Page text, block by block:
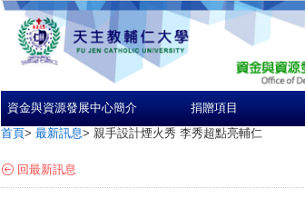
資金與資源發展中心簡介 捐贈項目
首頁> 最新訊息> 親手設計煙火秀 李秀超點亮輔仁
回最新訊息